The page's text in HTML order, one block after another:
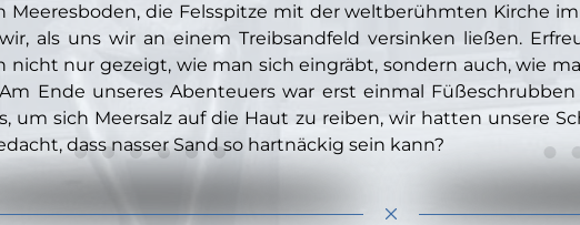
Meeresboden, die Felsspitze mit der weltberühmten Kirche
als uns wir an einem Treibsandfeld versinken ließen.
nicht nur gezeigt, wie man sich eingräbt, sondern auch, wie
Ende unseres Abenteuers war erst einmal
um sich Meersalz auf die Haut zu reiben, wir hatten unsere
dass nasser Sand so hartnäckig sein kann?